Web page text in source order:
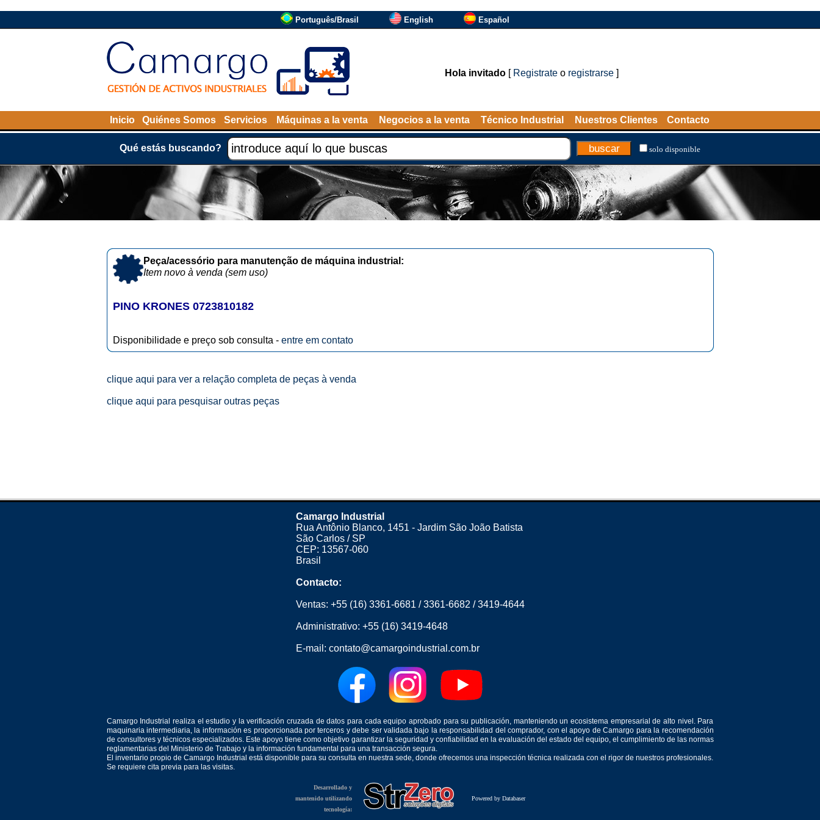
Português/Brasil English Español
Hola invitado[ Registrateo registrarse]
Inicio Quiénes Somos Servicios Máquinas a la venta Negocios a la venta Técnico Industrial Nuestros Clientes Contacto
Qué estás buscando? solo disponible
Peça/acessório para manutenção de máquina industrial:
Item novo à venda (sem uso)
PINO KRONES 0723810182
Disponibilidade e preço sob consulta - entre em contato
clique aqui para ver a relação completa de peças à venda
clique aqui para pesquisar outras peças
Camargo Industrial
Rua Antônio Blanco, 1451 - Jardim São João Batista
São Carlos / SP
CEP: 13567-060
Brasil
Contacto:
Ventas: +55 (16) 3361-6681 /3361-6682 /3419-4644
Administrativo: +55 (16) 3419-4648
E-mail: contato@camargoindustrial.com.br
Camargo Industrial realiza el estudio y la verificación cruzada de datos para cada equipo aprobado para su publicación, manteniendo un ecosistema empresarial de alto nivel. Para
maquinaria intermediaria, la información es proporcionada por terceros y debe ser validada bajo la responsabilidad del comprador, con el apoyo de Camargo para la recomendación
de consultores y técnicos especializados. Este apoyo tiene como objetivo garantizar la seguridad y confiabilidad en la evaluación del estado del equipo, el cumplimiento de las normas
reglamentarias del Ministerio de Trabajo y la información fundamental para una transacción segura.
El inventario propio de Camargo Industrial está disponible para su consulta en nuestra sede, donde ofrecemos una inspección técnica realizada con el rigor de nuestros profesionales.
Se requiere cita previa para las visitas.
Desarrollado y
mantenido utilizando
tecnología:
Powered by Databaser